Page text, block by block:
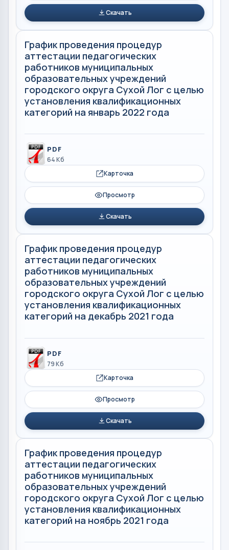
Скачать
График проведения процедур
аттестации педагогических
работников муниципальных
образовательных учреждений
городского округа Сухой Лог с целью
установления квалификационных
категорий на январь 2022 года
PDF
64 Кб
Карточка
Просмотр
Скачать
График проведения процедур
аттестации педагогических
работников муниципальных
образовательных учреждений
городского округа Сухой Лог с целью
установления квалификационных
категорий на декабрь 2021 года
PDF
79 Кб
Карточка
Просмотр
Скачать
График проведения процедур
аттестации педагогических
работников муниципальных
образовательных учреждений
городского округа Сухой Лог с целью
установления квалификационных
категорий на ноябрь 2021 года